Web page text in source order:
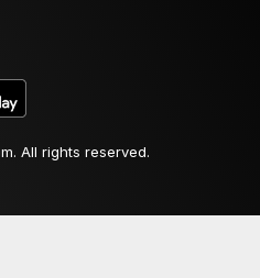
All rights reserved.